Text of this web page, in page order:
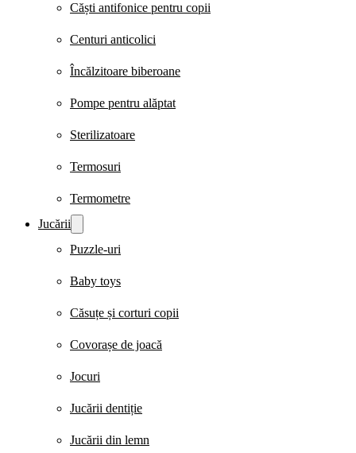
Căști antifonice pentru copii
Centuri anticolici
Încălzitoare biberoane
Pompe pentru alăptat
Sterilizatoare
Termosuri
Termometre
Jucării
Puzzle-uri
Baby toys
Căsuțe și corturi copii
Covorașe de joacă
Jocuri
Jucării dentiție
Jucării din lemn